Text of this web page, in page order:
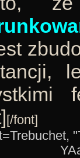
[/font]